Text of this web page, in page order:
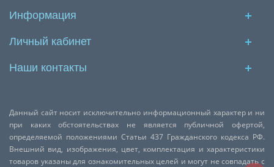
Информация
Личный кабинет
Наши контакты
Данный сайт носит исключительно информационный характер и ни
при каких обстоятельствах не является публичной офертой,
определяемой положениями Статьи 437 Гражданского кодекса РФ.
Внешний вид, изображения, цвет, комплектация и характеристики
товаров указаны для ознакомительных целей и могут не совпадать с